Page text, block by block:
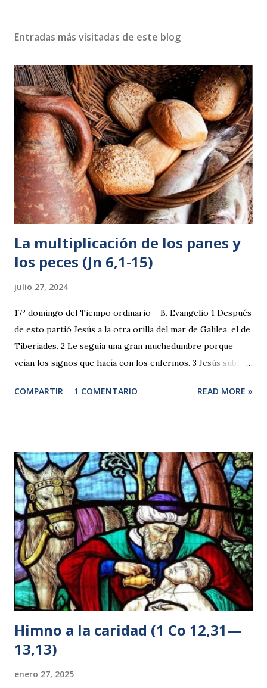
Entradas más visitadas de este blog
La multiplicación de los panes y
los peces (Jn 6,1-15)
julio 27, 2024
17º domingo del Tiempo ordinario – B. Evangelio 1 Después
de esto partió Jesús a la otra orilla del mar de Galilea, el de
Tiberíades. 2 Le seguía una gran muchedumbre porque
veían los signos que hacía con los enfermos. 3 Jesús subió
ser la Pascua, la fiesta de los judíos. 5 Jesús, al levantar la
que iba a hacer. 7 Felipe le respondió: —Doscientos
denarios de pan no bastan ni para que cada uno coma un
poco. 8 Uno de sus discípulos, Andrés, el hermano de
Simón Pedro, le dijo: 9 —Aquí hay un muchacho que tiene
cinco panes de cebada y do...
COMPARTIR 1 COMENTARIO READ MORE »
Himno a la caridad (1 Co 12,31—
13,13)
enero 27, 2025